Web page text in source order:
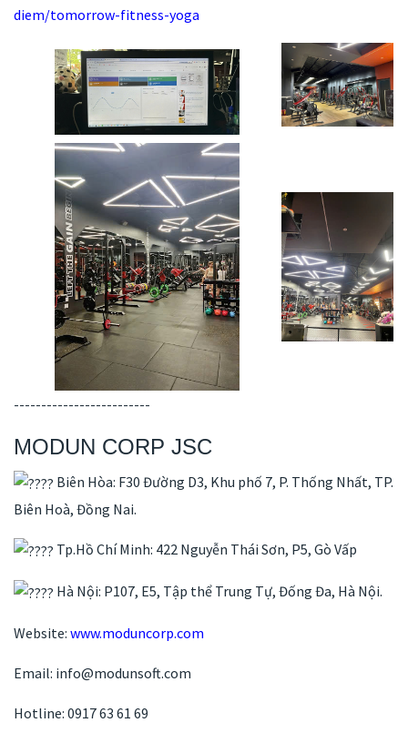
diem/tomorrow-fitness-yoga
-------------------------
MODUN CORP JSC
Biên Hòa: F30 Đường D3, Khu phố 7, P. Thống Nhất, TP.
Biên Hoà, Đồng Nai.
Tp.Hồ Chí Minh: 422 Nguyễn Thái Sơn, P5, Gò Vấp
Hà Nội: P107, E5, Tập thể Trung Tự, Đống Đa, Hà Nội.
Website: www.moduncorp.com
Email: info@modunsoft.com
Hotline: 0917 63 61 69